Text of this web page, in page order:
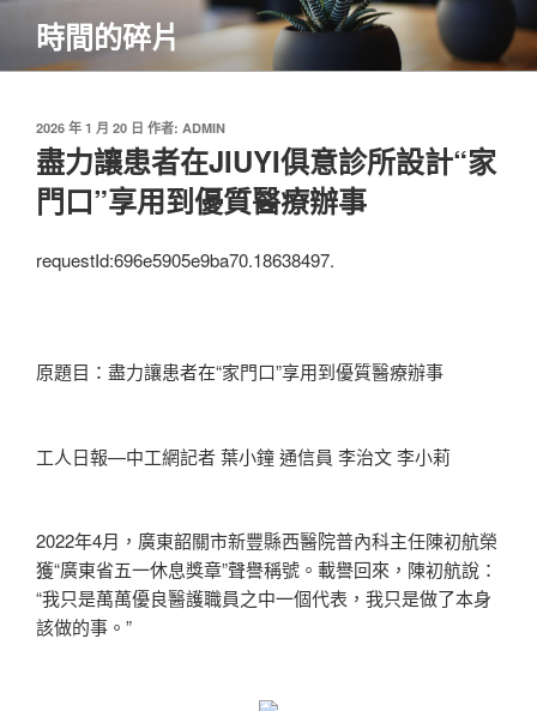
主
時間的碎片
發
佈
於
2026 年 1 月 20 日 作者: ADMIN
盡力讓患者在JIUYI俱意診所設計“家
門口”享用到優質醫療辦事
requestId:696e5905e9ba70.18638497.
原題目：盡力讓患者在“家門口”享用到優質醫療辦事
工人日報—中工網記者 葉小鐘 通信員 李治文 李小莉
2022年4月，廣東韶關市新豐縣西醫院普內科主任陳初航榮
獲“廣東省五一休息獎章”聲譽稱號。載譽回來，陳初航說：
“我只是萬萬優良醫護職員之中一個代表，我只是做了本身
該做的事。”